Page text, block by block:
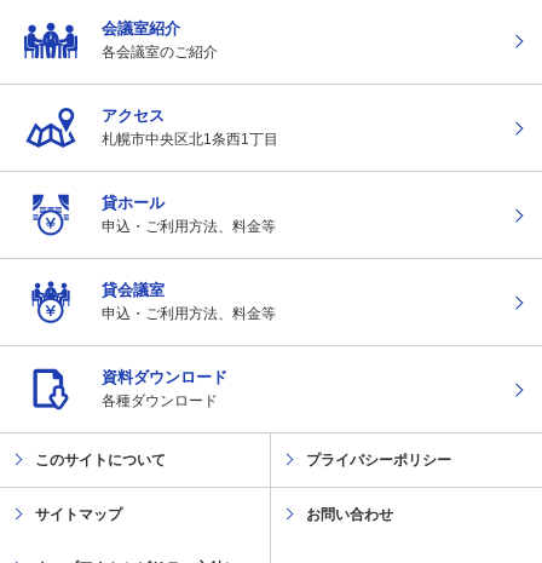
会議室紹介
各会議室のご紹介
アクセス
札幌市中央区北1条西1丁目
貸ホール
申込・ご利用方法、 料金等
貸会議室
申込・ご利用方法、 料金等
資料ダウンロード
各種ダウンロード
このサイトについて プライバシーポリシー
サイトマップ お問い合わせ